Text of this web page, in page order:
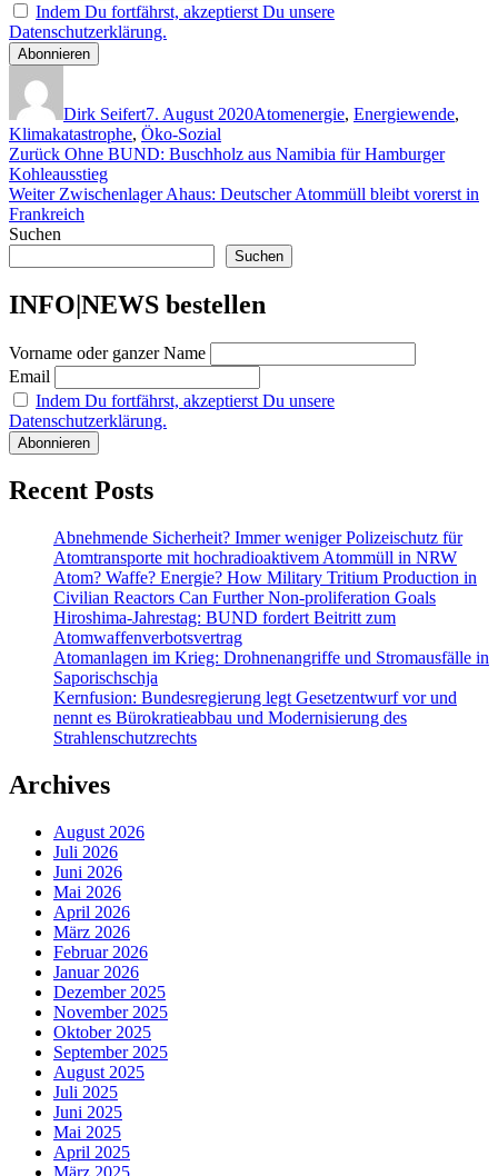
Indem Du fortfährst, akzeptierst Du unsere
Datenschutzerklärung.
Dirk Seifert7. August 2020Atomenergie, Energiewende,
Klimakatastrophe, Öko-Sozial
Beitragsnavigation
Zurück Vorheriger
Beitrag:
Ohne BUND: Buschholz aus Namibia für Hamburger
Kohleausstieg
Weiter Nächster
Beitrag:
Zwischenlager Ahaus: Deutscher Atommüll bleibt vorerst in
Frankreich
Suchen
Suchen
INFO|NEWS bestellen
Vorname oder ganzer Name
Email
Indem Du fortfährst, akzeptierst Du unsere
Datenschutzerklärung.
Recent Posts
Abnehmende Sicherheit? Immer weniger Polizeischutz für
Atomtransporte mit hochradioaktivem Atommüll in NRW
Atom? Waffe? Energie? How Military Tritium Production in
Civilian Reactors Can Further Non-proliferation Goals
Hiroshima-Jahrestag: BUND fordert Beitritt zum
Atomwaffenverbotsvertrag
Atomanlagen im Krieg: Drohnenangriffe und Stromausfälle in
Saporischschja
Kernfusion: Bundesregierung legt Gesetzentwurf vor und
nennt es Bürokratieabbau und Modernisierung des
Strahlenschutzrechts
Archives
August 2026
Juli 2026
Juni 2026
Mai 2026
April 2026
März 2026
Februar 2026
Januar 2026
Dezember 2025
November 2025
Oktober 2025
September 2025
August 2025
Juli 2025
Juni 2025
Mai 2025
April 2025